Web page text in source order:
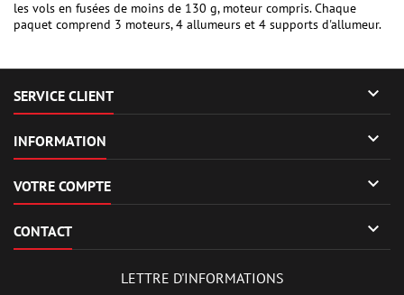
les vols en fusées de moins de 130 g, moteur compris. Chaque
paquet comprend 3 moteurs, 4 allumeurs et 4 supports d'allumeur.
SERVICE CLIENT 
INFORMATION 
VOTRE COMPTE 
CONTACT 
LETTRE D'INFORMATIONS